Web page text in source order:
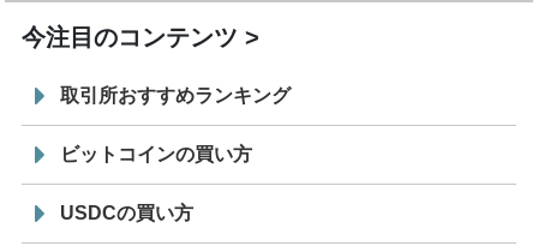
今注目のコンテンツ
取引所おすすめランキング
ビットコインの買い方
USDCの買い方